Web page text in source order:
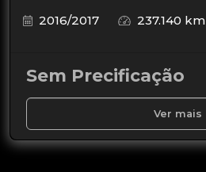
2016/2017
237.140 km
Sem Precificação
Ver mais